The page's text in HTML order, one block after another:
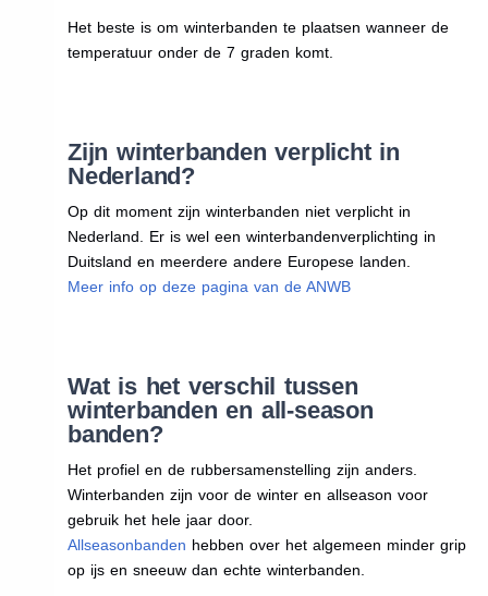
Het beste is om winterbanden te plaatsen wanneer de
temperatuur onder de 7 graden komt.
Zijn winterbanden verplicht in
Nederland?
Op dit moment zijn winterbanden niet verplicht in
Nederland. Er is wel een winterbandenverplichting in
Duitsland en meerdere andere Europese landen.
Meer info op deze pagina van de ANWB
Wat is het verschil tussen
winterbanden en all-season
banden?
Het profiel en de rubbersamenstelling zijn anders.
Winterbanden zijn voor de winter en allseason voor
gebruik het hele jaar door.
Allseasonbanden hebben over het algemeen minder grip
op ijs en sneeuw dan echte winterbanden.